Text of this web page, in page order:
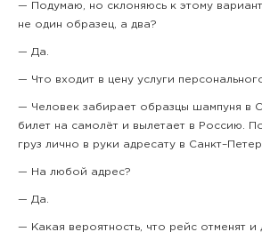
— Подумаю, но склоняюсь к этому
не один образец, а два?
— Да.
— Что входит в цену услуги
— Человек забирает образцы шампуня в
билет на самолёт и вылетает в Россию.
груз лично в руки адресату в
— На любой адрес?
— Да.
— Какая вероятность, что рейс отменят и